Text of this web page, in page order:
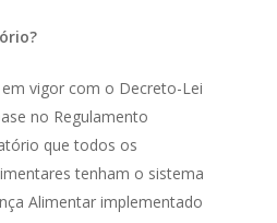
vigor com o Decreto-Lei
no Regulamento
que todos os
tenham o sistema
Alimentar implementado